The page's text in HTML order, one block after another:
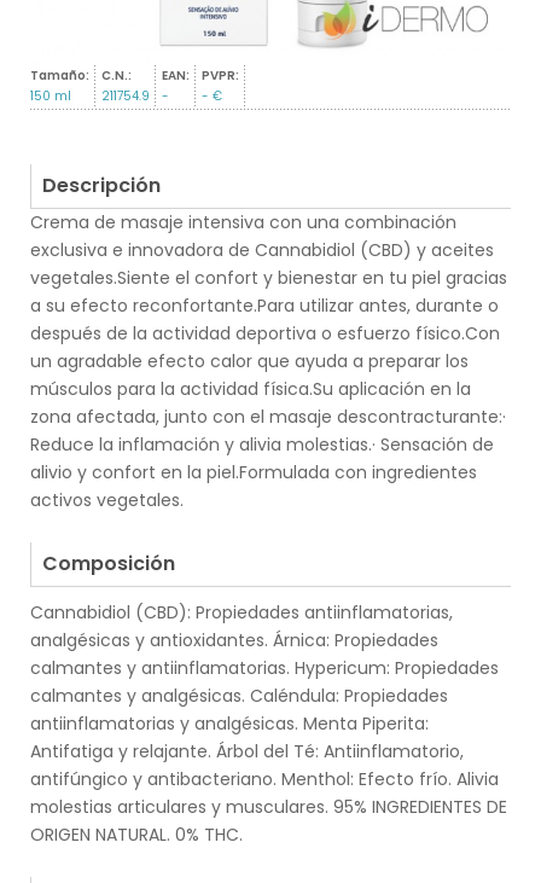
Tamaño:
150 ml
C.N.:
211754.9
EAN:
-
PVPR:
- €
Descripción
Crema de masaje intensiva con una combinación
exclusiva e innovadora de Cannabidiol (CBD) y aceites
vegetales.Siente el confort y bienestar en tu piel gracias
a su efecto reconfortante.Para utilizar antes, durante o
después de la actividad deportiva o esfuerzo físico.Con
un agradable efecto calor que ayuda a preparar los
músculos para la actividad física.Su aplicación en la
zona afectada, junto con el masaje descontracturante:·
Reduce la inflamación y alivia molestias.· Sensación de
alivio y confort en la piel.Formulada con ingredientes
activos vegetales.
Composición
Cannabidiol (CBD): Propiedades antiinflamatorias,
analgésicas y antioxidantes. Árnica: Propiedades
calmantes y antiinflamatorias. Hypericum: Propiedades
calmantes y analgésicas. Caléndula: Propiedades
antiinflamatorias y analgésicas. Menta Piperita:
Antifatiga y relajante. Árbol del Té: Antiinflamatorio,
antifúngico y antibacteriano. Menthol: Efecto frío. Alivia
molestias articulares y musculares. 95% INGREDIENTES DE
ORIGEN NATURAL. 0% THC.